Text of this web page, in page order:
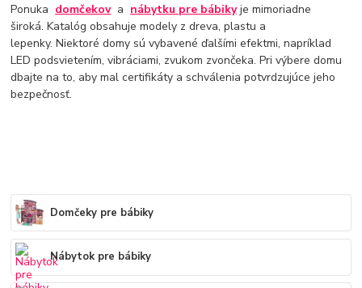
Ponuka domčekov a nábytku pre bábikyje mimoriadne
široká. Katalóg obsahuje modely z dreva, plastu a
lepenky. Niektoré domy sú vybavené ďalšími efektmi, napríklad
LED podsvietením, vibráciami, zvukom zvončeka. Pri výbere domu
dbajte na to, aby mal certifikáty a schválenia potvrdzujúce jeho
bezpečnosť.
Domčeky pre bábiky
Nábytok pre bábiky